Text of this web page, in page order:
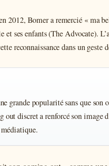
2012, Bomer a remercié «
ses enfants (The Advocate).
reconnaissance dans un geste
grande popularité sans que son
out discret a renforcé son image